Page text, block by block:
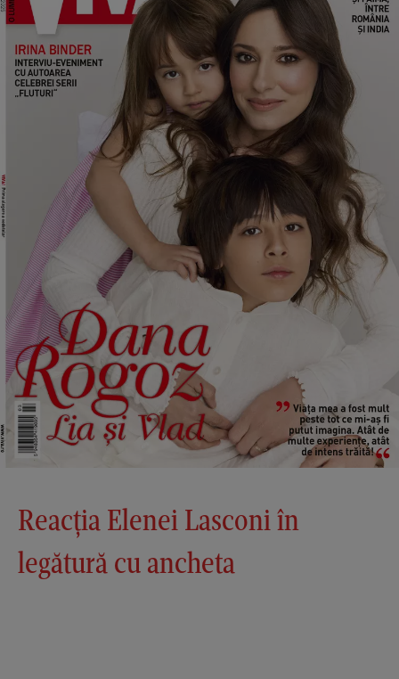
Reacția Elenei Lasconi în
legătură cu ancheta